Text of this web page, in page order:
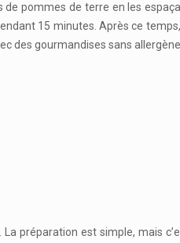
pommes de terre en les
15 minutes. Après ce
des gourmandises sans
préparation est simple, mais